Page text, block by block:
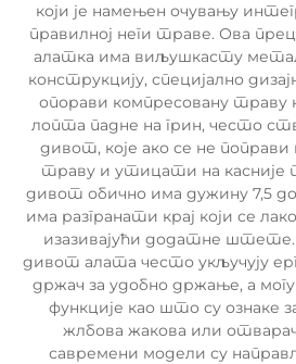
који је намењен очувању
правилној неги траве. Ова
алатка има виљушкасту
конструкцију, специјално
опорави компресовану траву
лопта падне на грин, често
дивот, које ако се не
траву и утицати на касније
дивот обично има дужину 7,5
има разгранати крај који се
изазивајући додатне
дивот алата често укључују
држач за удобно држање, а
функције као што су ознаке
жлбова жакова или
савремени модели су